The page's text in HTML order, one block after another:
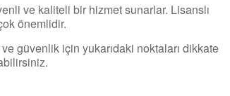
ve kaliteli bir hizmet sunarlar. Lisanslı
önemlidir.
güvenlik için yukarıdaki noktaları dikkate